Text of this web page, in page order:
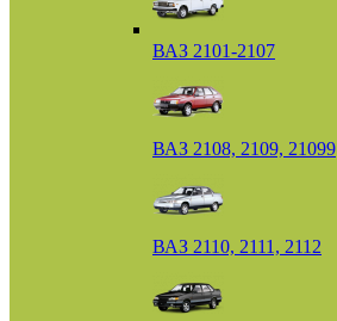
ВАЗ 2101-2107
ВАЗ 2108, 2109, 21099
ВАЗ 2110, 2111, 2112